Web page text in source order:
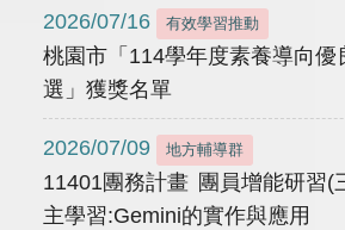
2026/07/16 有效學習推動
桃園市「114學年度素養導向優
選」獲獎名單
2026/07/09 地方輔導群
11401團務計畫 團員增能研習(
主學習:Gemini的實作與應用